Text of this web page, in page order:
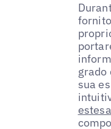
grado
sua